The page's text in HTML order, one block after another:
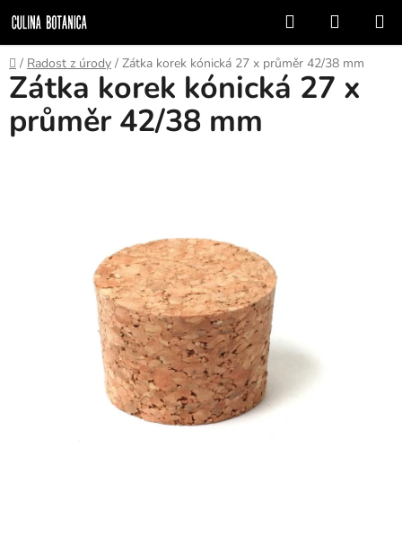
na
obsah
Hľadať
KOŠÍK
Domov
/ Radost z úrody / Zátka korek kónická 27 x průměr 42/38 mm
Zátka korek kónická 27 x
průměr 42/38 mm